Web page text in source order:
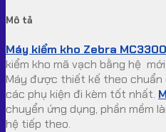
Mô tả
Máy kiểm kho Zebra
kiểm kho mã vạch bằng hệ
Máy được thiết kế theo chuẩn
các phụ kiện đi kèm tốt nhất.
chuyển ứng dụng, phần mềm
hệ tiếp theo.